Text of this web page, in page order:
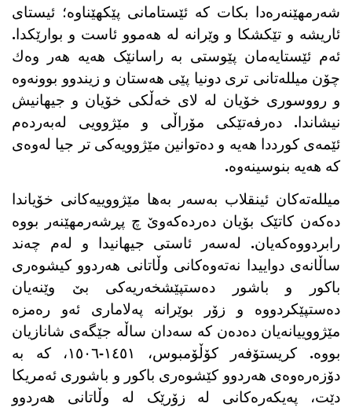
شەرمهێنەرەدا بکات کە ئێستامانی پێکهێناوە؛ ئیستای
ئاریشە و تێکشکا و وێرانە لە هەموو ئاست و بوارێکدا.
ئەم ئێستایەمان پێوستی بە راسانێک هەیە هەر وەك
چۆن میللەتانی تری دونیا پێی هەستان و زیندوو بوونەوە
و رووسوری خۆیان لە لای خەڵکی خۆیان و جیهانیش
نیشاندا. دەرفەتێکی مۆراڵی و مێژوویی لەبەردەم
ئێمەی کورددا هەیە و دەتوانین مێژوویەکی تر جیا لەوەی
کە هەیە بنوسینەوە.
میللەتەکان ئینقلاب بەسەر بەها مێژووییەکانی خۆیاندا
دەکەن کاتێک بۆیان دەردەکەوێ چ پڕشەرمهێنەر بووە
رابردووەکەیان. لەسەر ئاستی جیهانیدا و لەم چەند
ساڵانەی دواییدا نەتەوەکانی وڵاتانی هەردوو کیشوەری
باکور و باشور دەستپێشخەریەکی بێ وێنەیان
دەستپێکردووە و زۆر بوێرانە پەلاماری ئەو رەمزە
مێژووییانەیان دەدەن کە سەدان ساڵە جێگەی شانازیان
بووە. کریستۆفەر کۆڵۆمبوس، ١٤٥١-١٥٠٦، کە بە
دۆزەرەوەی هەردوو کێشوەری باکور و باشوری ئەمریکا
دێت، پەیکەرەکانی لە زۆرێک لە وڵاتانی هەردوو